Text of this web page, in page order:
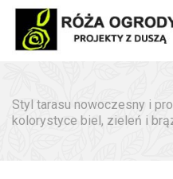
Styl tarasu nowoczesny i
kolorystyce biel, zieleń i